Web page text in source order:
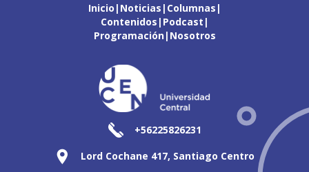
Inicio Noticias Columnas
Contenidos Podcast
Programación Nosotros
+56225826231
Lord Cochane 417, Santiago Centro